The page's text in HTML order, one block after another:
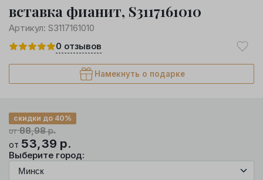
вставка фианит, S3117161010
Артикул: S3117161010
0 отзывов
Намекнуть о подарке
от88,98р.
скидки до 40%
от 53,39 р.
Выберите город: